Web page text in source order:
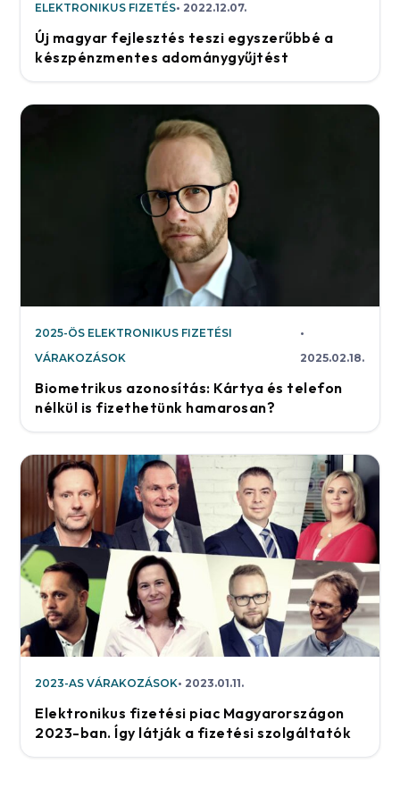
ELEKTRONIKUS FIZETÉS 2022.12.07.
Új magyar fejlesztés teszi egyszerűbbé a
készpénzmentes adománygyűjtést
2025-ÖS ELEKTRONIKUS FIZETÉSI
VÁRAKOZÁSOK
2025.02.18.
Biometrikus azonosítás: Kártya és telefon
nélkül is fizethetünk hamarosan?
2023-AS VÁRAKOZÁSOK 2023.01.11.
Elektronikus fizetési piac Magyarországon
2023-ban. Így látják a fizetési szolgáltatók